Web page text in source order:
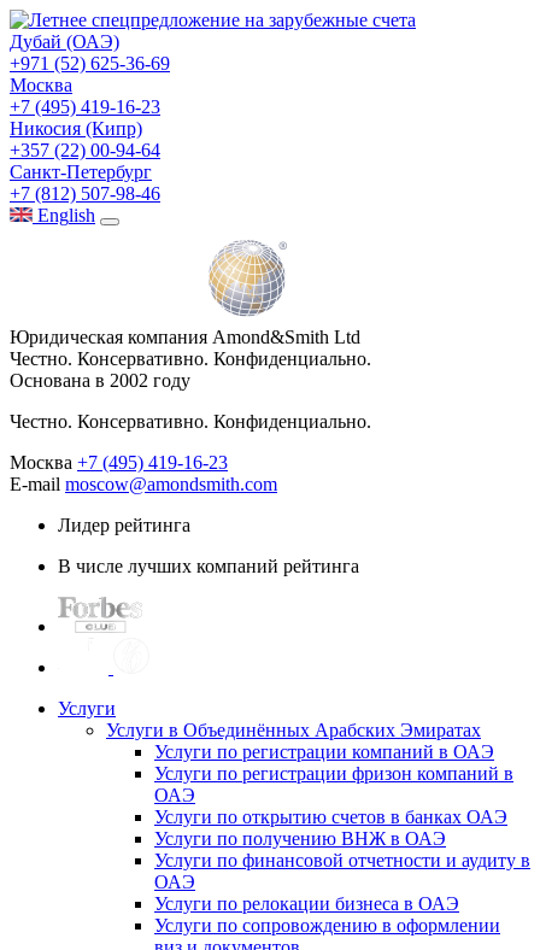
Дубай (ОАЭ)
+971 (52) 625-36-69
Москва
+7 (495) 419-16-23
Никосия (Кипр)
+357 (22) 00-94-64
Санкт-Петербург
+7 (812) 507-98-46
English
Юридическая компания Amond&Smith Ltd
Честно. Консервативно. Конфиденциально.
Основана в 2002 году
Честно. Консервативно. Конфиденциально.
Москва +7 (495) 419-16-23
E-mail moscow@amondsmith.com
Лидер рейтинга
В числе лучших компаний рейтинга
Услуги
Услуги в Объединённых Арабских Эмиратах
Услуги по регистрации компаний в ОАЭ
Услуги по регистрации фризон компаний в
ОАЭ
Услуги по открытию счетов в банках ОАЭ
Услуги по получению ВНЖ в ОАЭ
Услуги по финансовой отчетности и аудиту в
ОАЭ
Услуги по релокации бизнеса в ОАЭ
Услуги по сопровождению в оформлении